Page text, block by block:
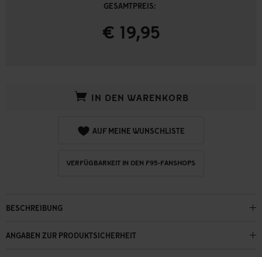
GESAMTPREIS:
€ 19,95
IN DEN WARENKORB
AUF MEINE WUNSCHLISTE
VERFÜGBARKEIT IN DEN F95-FANSHOPS
BESCHREIBUNG
ANGABEN ZUR PRODUKTSICHERHEIT